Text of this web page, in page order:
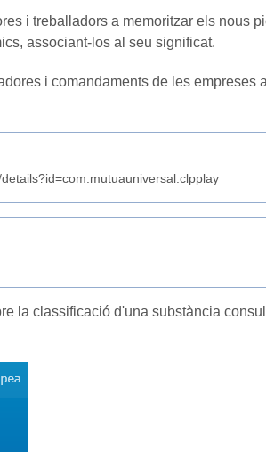
i treballadors a memoritzar els nous
associant-los al seu significat.
i comandaments de les empreses
la classificació d'una substància